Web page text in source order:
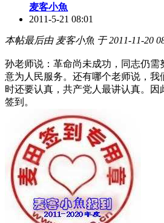
麦客小魚
2011-5-21 08:01
本帖最后由 麦客小魚 于 2011-11-20
孙老师说：革命尚未成功，同志仍需
意为人民服务。还有哪个老师说，我
时还要认真，共产党人最讲认真。
签到。